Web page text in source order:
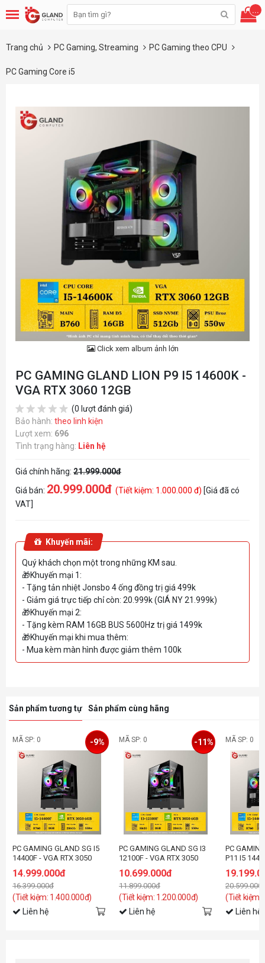
...
Trang chủ PC Gaming, Streaming PC Gaming theo CPU
PC Gaming Core i5
Click xem album ảnh lớn
PC GAMING GLAND LION P9 I5 14600K -
VGA RTX 3060 12GB
(0 lượt đánh giá)
Bảo hành: theo linh kiện
Lượt xem: 696
Tình trạng hàng: Liên hệ
Giá chính hãng: 21.999.000đ
Giá bán: 20.999.000đ (Tiết kiệm: 1.000.000 đ) [Giá đã có
VAT]
Khuyến mãi:
Quý khách chọn một trong những KM sau.
🎁Khuyến mại 1:
- Tặng tản nhiệt Jonsbo 4 ống đồng trị giá 499k
- Giảm giá trực tiếp chỉ còn: 20.999k (GIÁ NY 21.999k)
🎁Khuyến mại 2:
- Tặng kèm RAM 16GB BUS 5600Hz trị giá 1499k
🎁Khuyến mại khi mua thêm:
- Mua kèm màn hình được giảm thêm 100k
Sản phẩm tương tự Sản phẩm cùng hãng
MÃ SP: 0
PC GAMING GLAND SG I5
14400F - VGA RTX 3050
14.999.000đ
16.399.000đ
(Tiết kiệm: 1.400.000đ)
-9%
Liên hệ
MÃ SP: 0
PC GAMING GLAND SG I3
12100F - VGA RTX 3050
10.699.000đ
11.899.000đ
(Tiết kiệm: 1.200.000đ)
-11%
Liên hệ
MÃ SP: 0
PC
P11 I5
7600 8GB
(Tiết kiệm:
Liên hệ